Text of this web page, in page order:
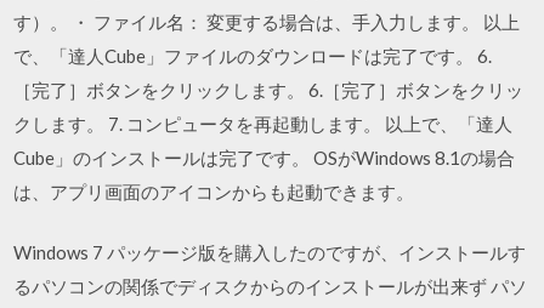
す）。 ・ ファイル名： 変更する場合は、手入力します。 以上
で、「達人Cube」ファイルのダウンロードは完了です。 6.
［完了］ボタンをクリックします。 6.［完了］ボタンをクリッ
クします。 7. コンピュータを再起動します。 以上で、「達人
Cube」のインストールは完了です。 OSがWindows 8.1の場合
は、アプリ画面のアイコンからも起動できます。
Windows 7 パッケージ版を購入したのですが、インストールす
るパソコンの関係でディスクからのインストールが出来ず パソ